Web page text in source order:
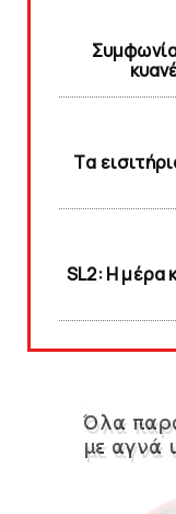
Tα
SL2: Η μέρα